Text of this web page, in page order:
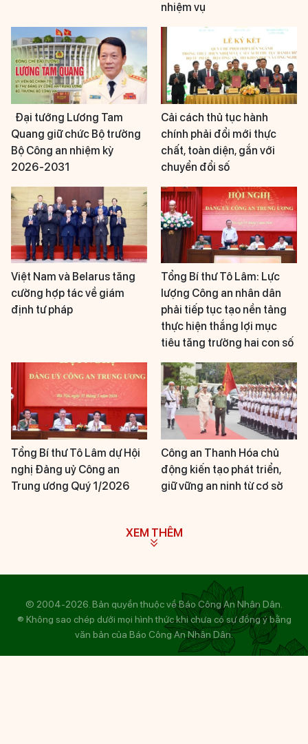
nhiệm vụ
Đại tướng Lương Tam
Quang giữ chức Bộ trưởng
Bộ Công an nhiệm kỳ
2026-2031
Cải cách thủ tục hành
chính phải đổi mới thực
chất, toàn diện, gắn với
chuyển đổi số
Việt Nam và Belarus tăng
cường hợp tác về giám
định tư pháp
Tổng Bí thư Tô Lâm: Lực
lượng Công an nhân dân
phải tiếp tục tạo nền tảng
thực hiện thắng lợi mục
tiêu tăng trưởng hai con số
Tổng Bí thư Tô Lâm dự Hội
nghị Đảng uỷ Công an
Trung ương Quý 1/2026
Công an Thanh Hóa chủ
động kiến tạo phát triển,
giữ vững an ninh từ cơ sở
XEM THÊM
© 2004-2026. Bản quyền thuộc về Báo Công An Nhân Dân.
® Không sao chép dưới mọi hình thức khi chưa có sự đồng ý bằng
văn bản của Báo Công An Nhân Dân.